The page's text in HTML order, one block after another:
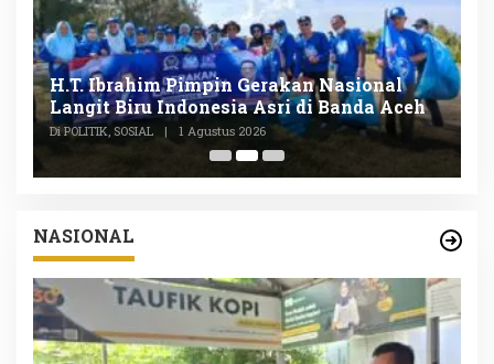
H.T. Ibrahim Pimpin Gerakan Nasional
Langit Biru Indonesia Asri di Banda Aceh
Di POLITIK, SOSIAL | 1 Agustus 2026
NASIONAL